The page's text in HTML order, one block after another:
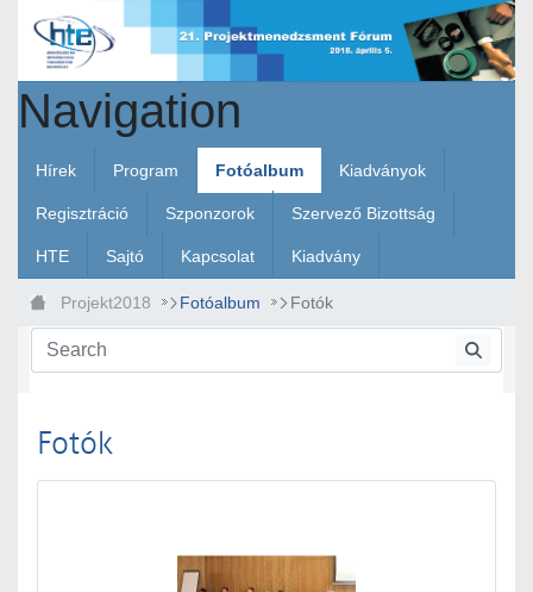
Skip to Main Content
Navigation
Hírek Program Fotóalbum Kiadványok
Regisztráció Szponzorok Szervező Bizottság
HTE Sajtó Kapcsolat Kiadvány
Projekt2018 Fotóalbum Fotók
Fotók